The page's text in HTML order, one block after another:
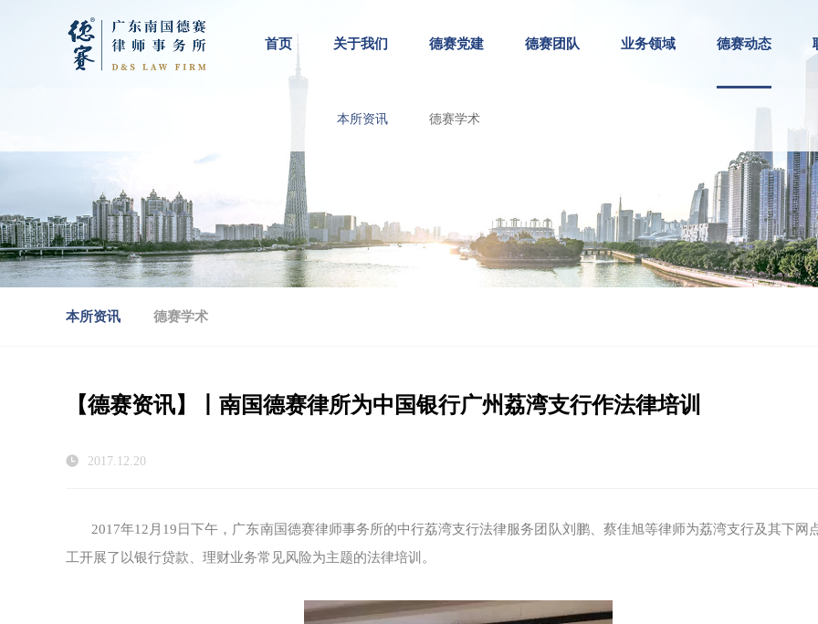
首页 关于我们 德赛党建 德赛团队 业务领域 德赛动态
本所资讯 德赛学术
本所资讯 德赛学术
【德赛资讯】丨南国德赛律所为中国银行广州荔湾支行作法律培训
2017.12.20
2017年12月19日下午，广东南国德赛律师事务所的中行荔湾支行法律服务团队刘鹏、蔡佳旭等律师为荔湾支行及其下网
工开展了以银行贷款、理财业务常见风险为主题的法律培训。